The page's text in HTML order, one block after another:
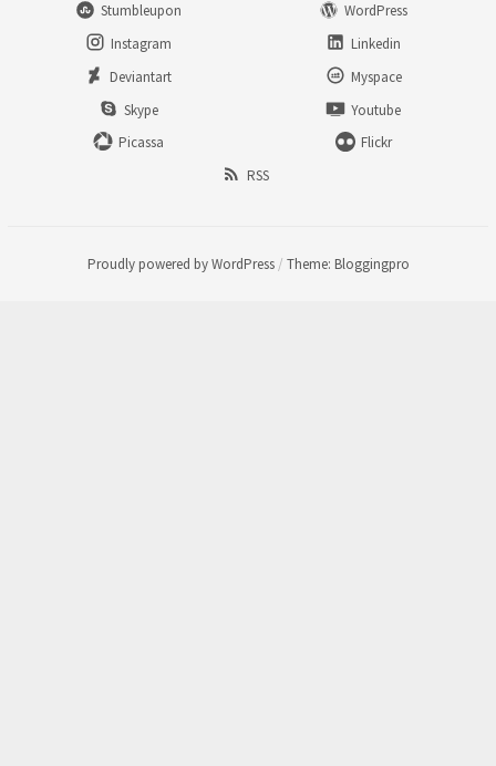
Stumbleupon
WordPress
Instagram
Linkedin
Deviantart
Myspace
Skype
Youtube
Picassa
Flickr
RSS
Proudly powered by WordPress / Theme: Bloggingpro